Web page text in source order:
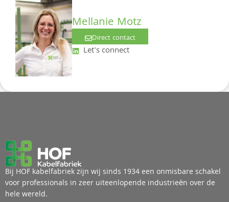
Mellanie Motz
Direct contact
Let's connect
Bij HOF kabelfabriek zijn wij sinds 1934 een onmisbare schakel
voor professionals in zeer uiteenlopende industrieën over de
hele wereld.